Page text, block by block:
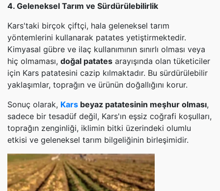
4. Geleneksel Tarım ve Sürdürülebilirlik
Kars'taki birçok çiftçi, hala geleneksel tarım
yöntemlerini kullanarak patates yetiştirmektedir.
Kimyasal gübre ve ilaç kullanımının sınırlı olması veya
hiç olmaması, doğal patates arayışında olan tüketiciler
için Kars patatesini cazip kılmaktadır. Bu sürdürülebilir
yaklaşımlar, toprağın ve ürünün doğallığını korur.
Sonuç olarak, Kars beyaz patatesinin meşhur olması,
sadece bir tesadüf değil, Kars'ın eşsiz coğrafi koşulları,
toprağın zenginliği, iklimin bitki üzerindeki olumlu
etkisi ve geleneksel tarım bilgeliğinin birleşimidir.